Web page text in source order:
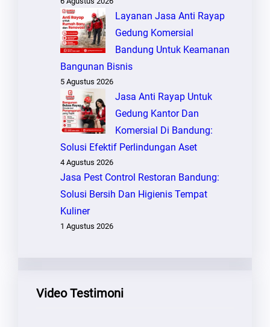
Layanan Jasa Anti Rayap
Gedung Komersial
Bandung Untuk Keamanan
Bangunan Bisnis
5 Agustus 2026
Jasa Anti Rayap Untuk
Gedung Kantor Dan
Komersial Di Bandung:
Solusi Efektif Perlindungan Aset
4 Agustus 2026
Jasa Pest Control Restoran Bandung:
Solusi Bersih Dan Higienis Tempat
Kuliner
1 Agustus 2026
Video Testimoni